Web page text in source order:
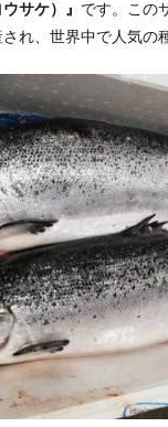
サケ）』 です。この
れ、世界中で人気の